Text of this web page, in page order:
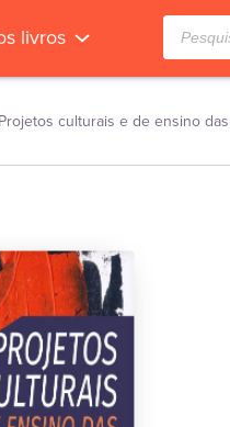
livros
produtos
Projetos culturais e de ensino